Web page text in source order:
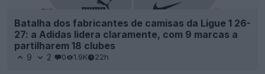
Batalha dos fabricantes de camisas da Ligue 1 26-
27: a Adidas lidera claramente, com 9 marcas a
partilharem 18 clubes
9 2 0 1.9K 22h